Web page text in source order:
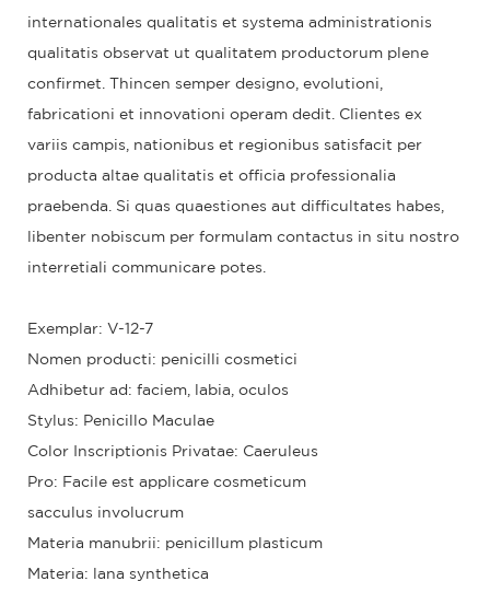
internationales qualitatis et systema administrationis
qualitatis observat ut qualitatem productorum plene
confirmet. Thincen semper designo, evolutioni,
fabricationi et innovationi operam dedit. Clientes ex
variis campis, nationibus et regionibus satisfacit per
producta altae qualitatis et officia professionalia
praebenda. Si quas quaestiones aut difficultates habes,
libenter nobiscum per formulam contactus in situ nostro
interretiali communicare potes.
Exemplar: V-12-7
Nomen producti: penicilli cosmetici
Adhibetur ad: faciem, labia, oculos
Stylus: Penicillo Maculae
Color Inscriptionis Privatae: Caeruleus
Pro: Facile est applicare cosmeticum
sacculus involucrum
Materia manubrii: penicillum plasticum
Materia: lana synthetica